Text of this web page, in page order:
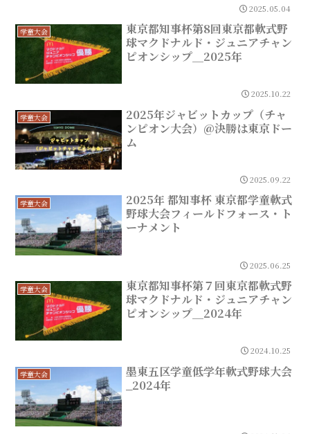
2025.05.04
学童大会
東京都知事杯第8回東京都軟式野
球マクドナルド・ジュニアチャン
ピオンシップ＿2025年
2025.10.22
学童大会
2025年ジャビットカップ（チャ
ンピオン大会）@決勝は東京ドー
ム
2025.09.22
学童大会
2025年 都知事杯 東京都学童軟式
野球大会フィールドフォース・ト
ーナメント
2025.06.25
学童大会
東京都知事杯第７回東京都軟式野
球マクドナルド・ジュニアチャン
ピオンシップ＿2024年
2024.10.25
学童大会
墨東五区学童低学年軟式野球大会
_2024年